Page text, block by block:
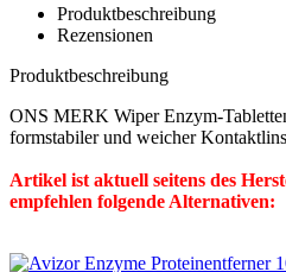
Produktbeschreibung
Rezensionen
Produktbeschreibung
ONS MERK Wiper Enzym-
formstabiler und weicher
Artikel ist aktuell seitens des
empfehlen folgende Alternativen: